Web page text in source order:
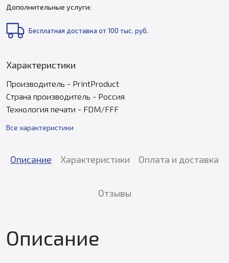
Дополнительные услуги:
Бесплатная доставка от 100 тыс. руб.
Характеристики
Производитель - PrintProduct
Страна производитель - Россия
Технология печати - FDM/FFF
Все характеристики
Описание Характеристики Оплата и доставка
Отзывы
Описание